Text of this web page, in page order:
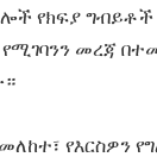
የክፍያ
መረጃ
የእርስዎን